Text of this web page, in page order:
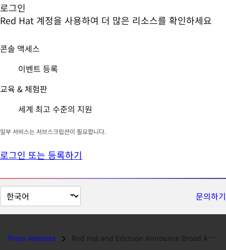
로그인
Red Hat 계정을 사용하여 더 많은 리소스를 확인하세요
콘솔 액세스
이벤트 등록
교육 & 체험판
세계 최고 수준의 지원
일부 서비스는 서브스크립션이 필요합니다.
로그인 또는 등록하기
페
이
문의하기
Press releases Red Hat and Ericsson Announce Broad Alliance to Enable Pervasive Adopt...